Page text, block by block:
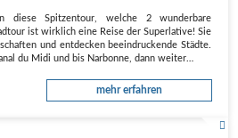
diese Spitzentour, welche 2 wunderbare
ist wirklich eine Reise der Superlative! Sie
und entdecken beeindruckende Städte.
du Midi und bis Narbonne, dann weiter…
mehr erfahren